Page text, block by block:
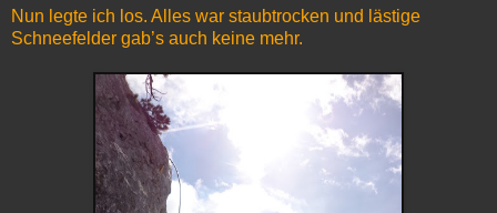
Nun legte ich los. Alles war staubtrocken und lästige
Schneefelder gab’s auch keine mehr.